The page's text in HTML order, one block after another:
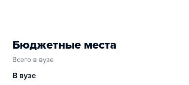
Бюджетные места
Всего в вузе
В вузе